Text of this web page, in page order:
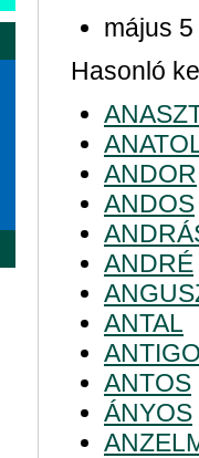
május 5
Hasonló
ANDOR
ANDOS
ANDRÉ
ANTAL
ANTOS
ÁNYOS